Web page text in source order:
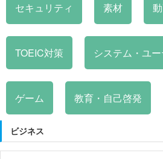
セキュリティ 素材
TOEIC対策 システム・ユ
ゲーム 教育・自己啓発
ビジネス